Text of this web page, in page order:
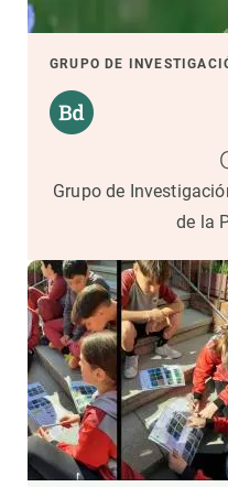
GRUPO DE
Grupo de
de la